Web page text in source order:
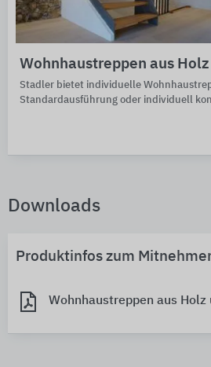
Wohnhaustreppen aus
Stadler bietet individuelle
Standardausführung oder individuell
Downloads
Produktinfos zum
Wohnhaustreppen aus Holz